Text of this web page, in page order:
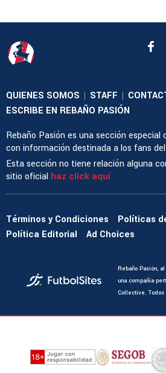
QUIENES SOMOS | STAFF |
ESCRIBE EN REBAÑO PASIÓN
Rebaño Pasión es una sección especial
con información destinada a los fans del
Esta sección no tiene relación alguna
sitio oficial haz click aquí
Términos y Condiciones
Políticas
Política Editorial
Ad Choices
Rebaño Pasión,
una compañía
Collective.